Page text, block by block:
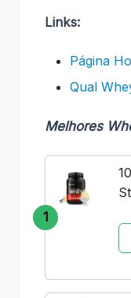
Links:
Página
Qual
Melhores
1